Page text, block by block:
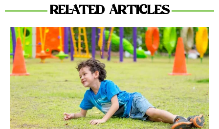
RELATED ARTICLES